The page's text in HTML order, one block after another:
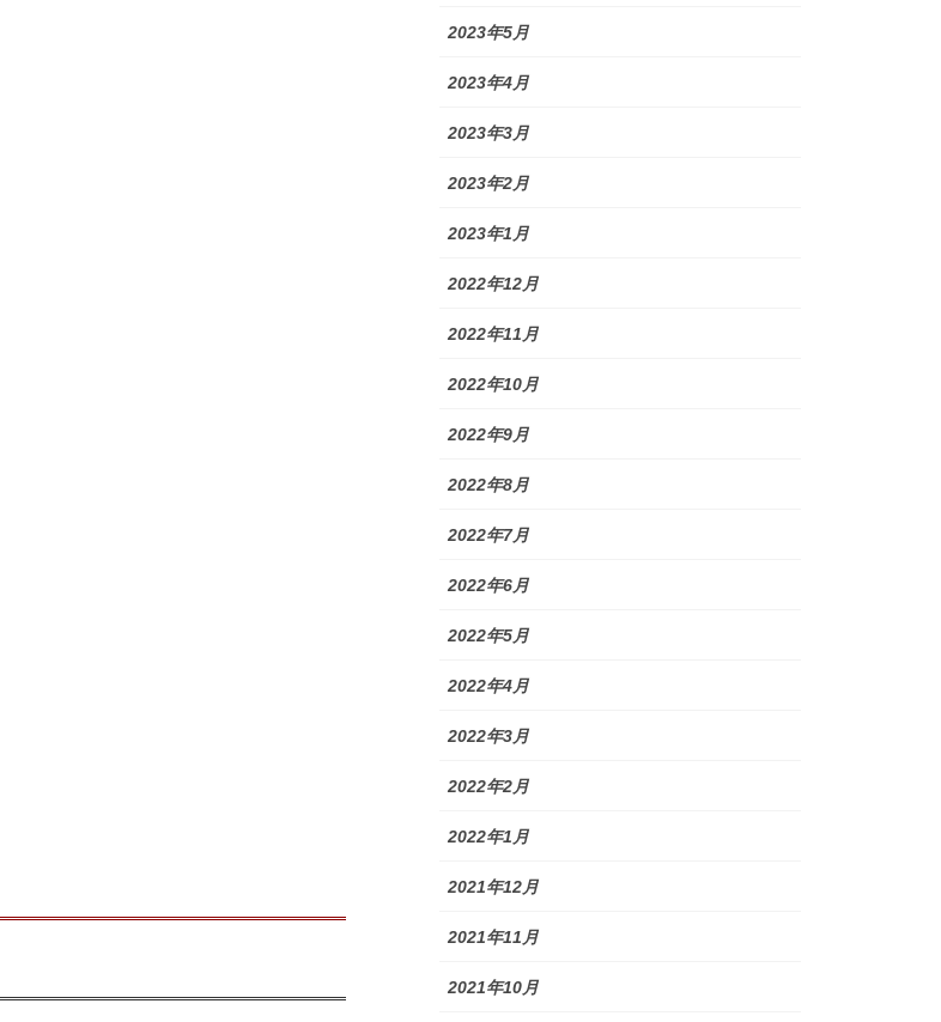
2023年5月
2023年4月
2023年3月
2023年2月
2023年1月
2022年12月
2022年11月
2022年10月
2022年9月
2022年8月
2022年7月
2022年6月
2022年5月
2022年4月
2022年3月
2022年2月
2022年1月
2021年12月
2021年11月
2021年10月